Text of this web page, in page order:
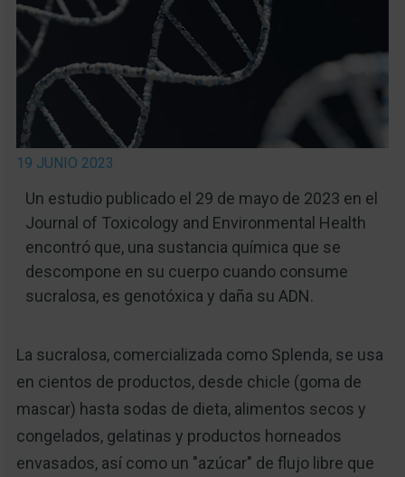
19 JUNIO 2023
Un estudio publicado el 29 de mayo de 2023 en el
Journal of Toxicology and Environmental Health
encontró que, una sustancia química que se
descompone en su cuerpo cuando consume
sucralosa, es genotóxica y daña su ADN.
La sucralosa, comercializada como Splenda, se usa
en cientos de productos, desde chicle (goma de
mascar) hasta sodas de dieta, alimentos secos y
congelados, gelatinas y productos horneados
envasados, así como un "azúcar" de flujo libre que